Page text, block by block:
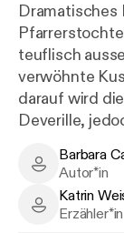
Dramatisches
teuflisch
verwöhnte
darauf wird
Deverille,
kämpfen und
Barbara
Barbara
Autor*in
Katrin
Katrin
Erzähler*in